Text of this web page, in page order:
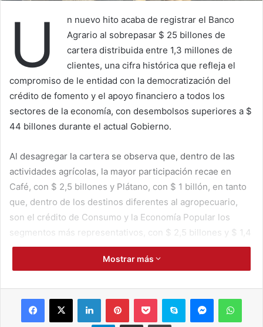
U
n nuevo hito acaba de registrar el Banco
Agrario al sobrepasar $ 25 billones de
cartera distribuida entre 1,3 millones de
clientes, una cifra histórica que refleja el
compromiso de le entidad con la democratización del
crédito de fomento y el apoyo financiero a todos los
sectores de la economía, con desembolsos superiores a $
44 billones durante el actual Gobierno.
Al desagregar la cartera se observa que, dentro de las
actividades agrícolas, la mayor participación recae en
Café, con $ 2,5 billones y Plátano, con $ 1 billón, en tanto
que, dentro de los destinos diferentes al agropecuario,
son el crédito de Consumo y la Economía Popular los
segmentos más representativos, con $ 2,5 billones y $ 1,4
billones, respectivamente.
constituyen como los principales receptores de recursos
por parte del Banco, reportan una cartera de $ 11,1
billones, incluidos mujeres y jóvenes rurales que, en
Mostrar más
Telegram Compartir por correo electrónico Imprimir